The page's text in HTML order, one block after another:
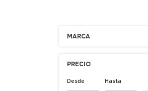
MARCA
PRECIO
Desde Hasta